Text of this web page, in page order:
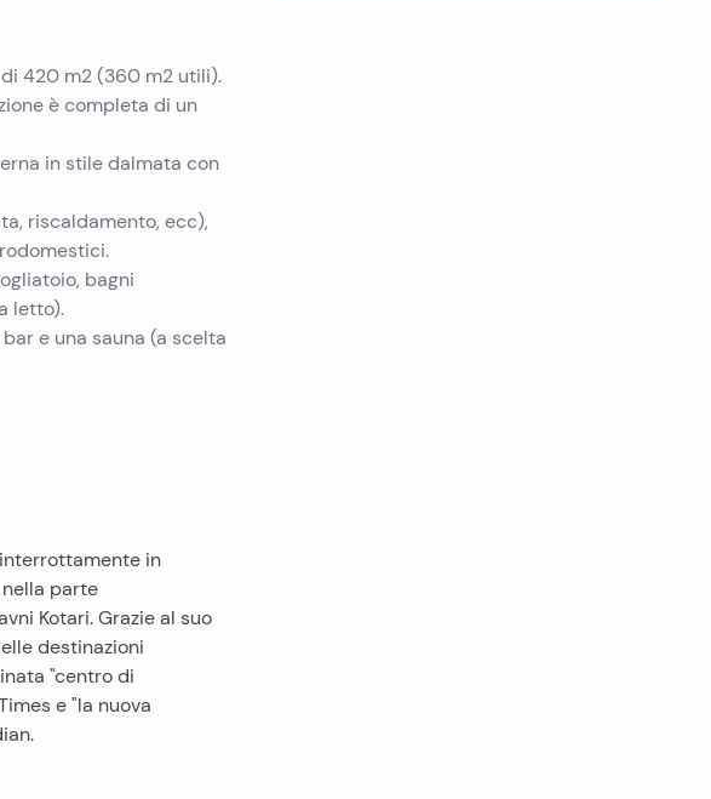
420 m2 (360 m2 utili).
è completa di un
in stile dalmata con
riscaldamento, ecc),
bagni
letto).
e una sauna (a scelta
in
parte
Kotari. Grazie al suo
destinazioni
"centro di
e "la nuova